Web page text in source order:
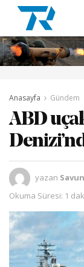
Anasayfa Gündem
ABD
yazan
Okuma Süresi: 1